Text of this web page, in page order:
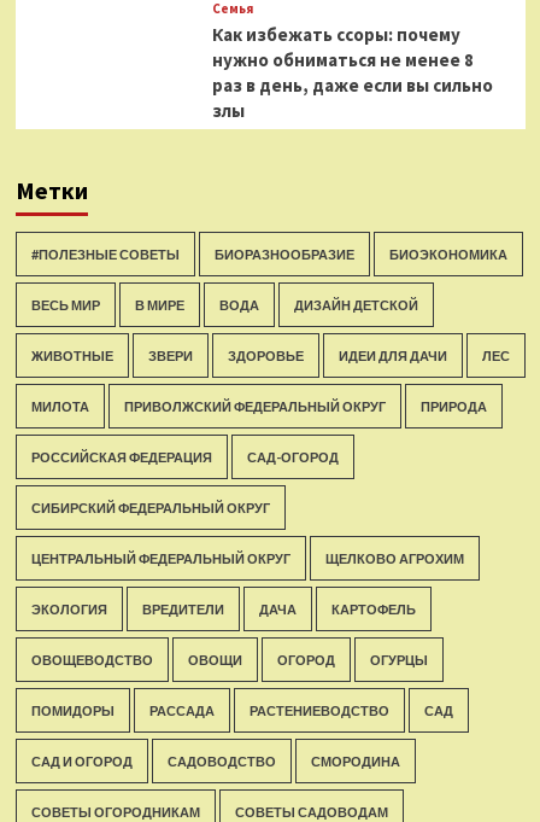
Семья
Как избежать ссоры: почему
нужно обниматься не менее 8
раз в день, даже если вы сильно
злы
Метки
#ПОЛЕЗНЫЕ СОВЕТЫ БИОРАЗНООБРАЗИЕ БИОЭКОНОМИКА
ВЕСЬ МИР В МИРЕ ВОДА ДИЗАЙН ДЕТСКОЙ
ЖИВОТНЫЕ ЗВЕРИ ЗДОРОВЬЕ ИДЕИ ДЛЯ ДАЧИ ЛЕС
МИЛОТА ПРИВОЛЖСКИЙ ФЕДЕРАЛЬНЫЙ ОКРУГ ПРИРОДА
РОССИЙСКАЯ ФЕДЕРАЦИЯ САД-ОГОРОД
СИБИРСКИЙ ФЕДЕРАЛЬНЫЙ ОКРУГ
ЦЕНТРАЛЬНЫЙ ФЕДЕРАЛЬНЫЙ ОКРУГ ЩЕЛКОВО АГРОХИМ
ЭКОЛОГИЯ ВРЕДИТЕЛИ ДАЧА КАРТОФЕЛЬ
ОВОЩЕВОДСТВО ОВОЩИ ОГОРОД ОГУРЦЫ
ПОМИДОРЫ РАССАДА РАСТЕНИЕВОДСТВО САД
САД И ОГОРОД САДОВОДСТВО СМОРОДИНА
СОВЕТЫ ОГОРОДНИКАМ СОВЕТЫ САДОВОДАМ